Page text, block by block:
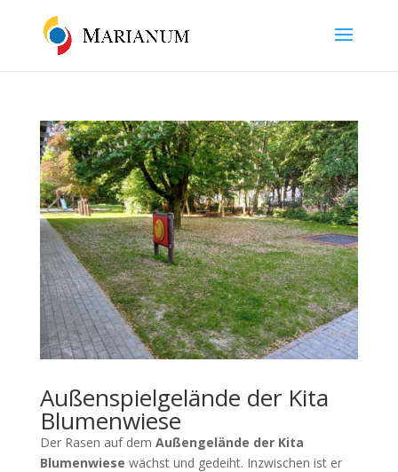
Außenspielgelände der Kita
Blumenwiese
Der Rasen auf dem Außengelände der Kita
Blumenwiese wächst und gedeiht. Inzwischen ist er